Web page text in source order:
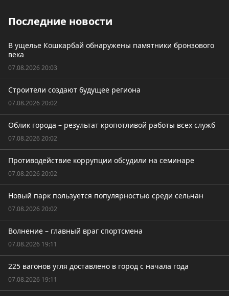
Последние новости
В ущелье Кошкарбай обнаружены памятники бронзового
века
07.08.2026 20:03
Строители создают будущее региона
07.08.2026 20:02
Облик города – результат кропотливой работы всех служб
07.08.2026 20:02
Противодействие коррупции обсудили на семинаре
07.08.2026 20:02
Новый парк пользуется популярностью среди сельчан
07.08.2026 20:02
Волнение – главный враг спортсмена
07.08.2026 19:11
225 вагонов угля доставлено в город с начала года
07.08.2026 19:11